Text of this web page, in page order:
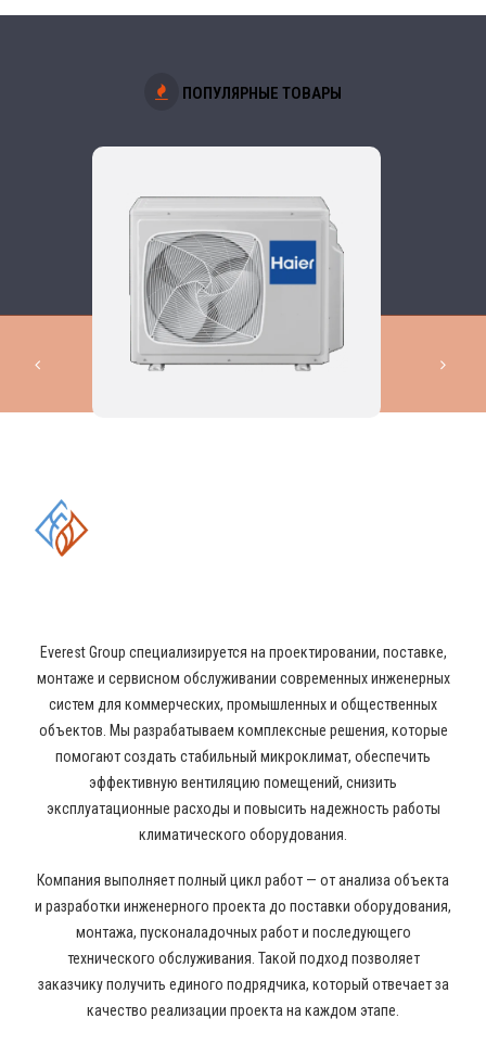
ПОПУЛЯРНЫЕ ТОВАРЫ
Everest Group специализируется на проектировании, поставке,
монтаже и сервисном обслуживании современных инженерных
систем для коммерческих, промышленных и общественных
объектов. Мы разрабатываем комплексные решения, которые
помогают создать стабильный микроклимат, обеспечить
эффективную вентиляцию помещений, снизить
эксплуатационные расходы и повысить надежность работы
климатического оборудования.
Компания выполняет полный цикл работ — от анализа объекта
и разработки инженерного проекта до поставки оборудования,
монтажа, пусконаладочных работ и последующего
технического обслуживания. Такой подход позволяет
заказчику получить единого подрядчика, который отвечает за
качество реализации проекта на каждом этапе.